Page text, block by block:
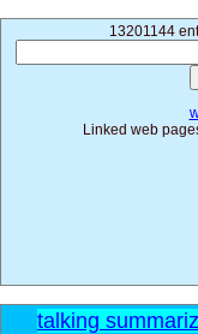
13201144
Linked web
talking